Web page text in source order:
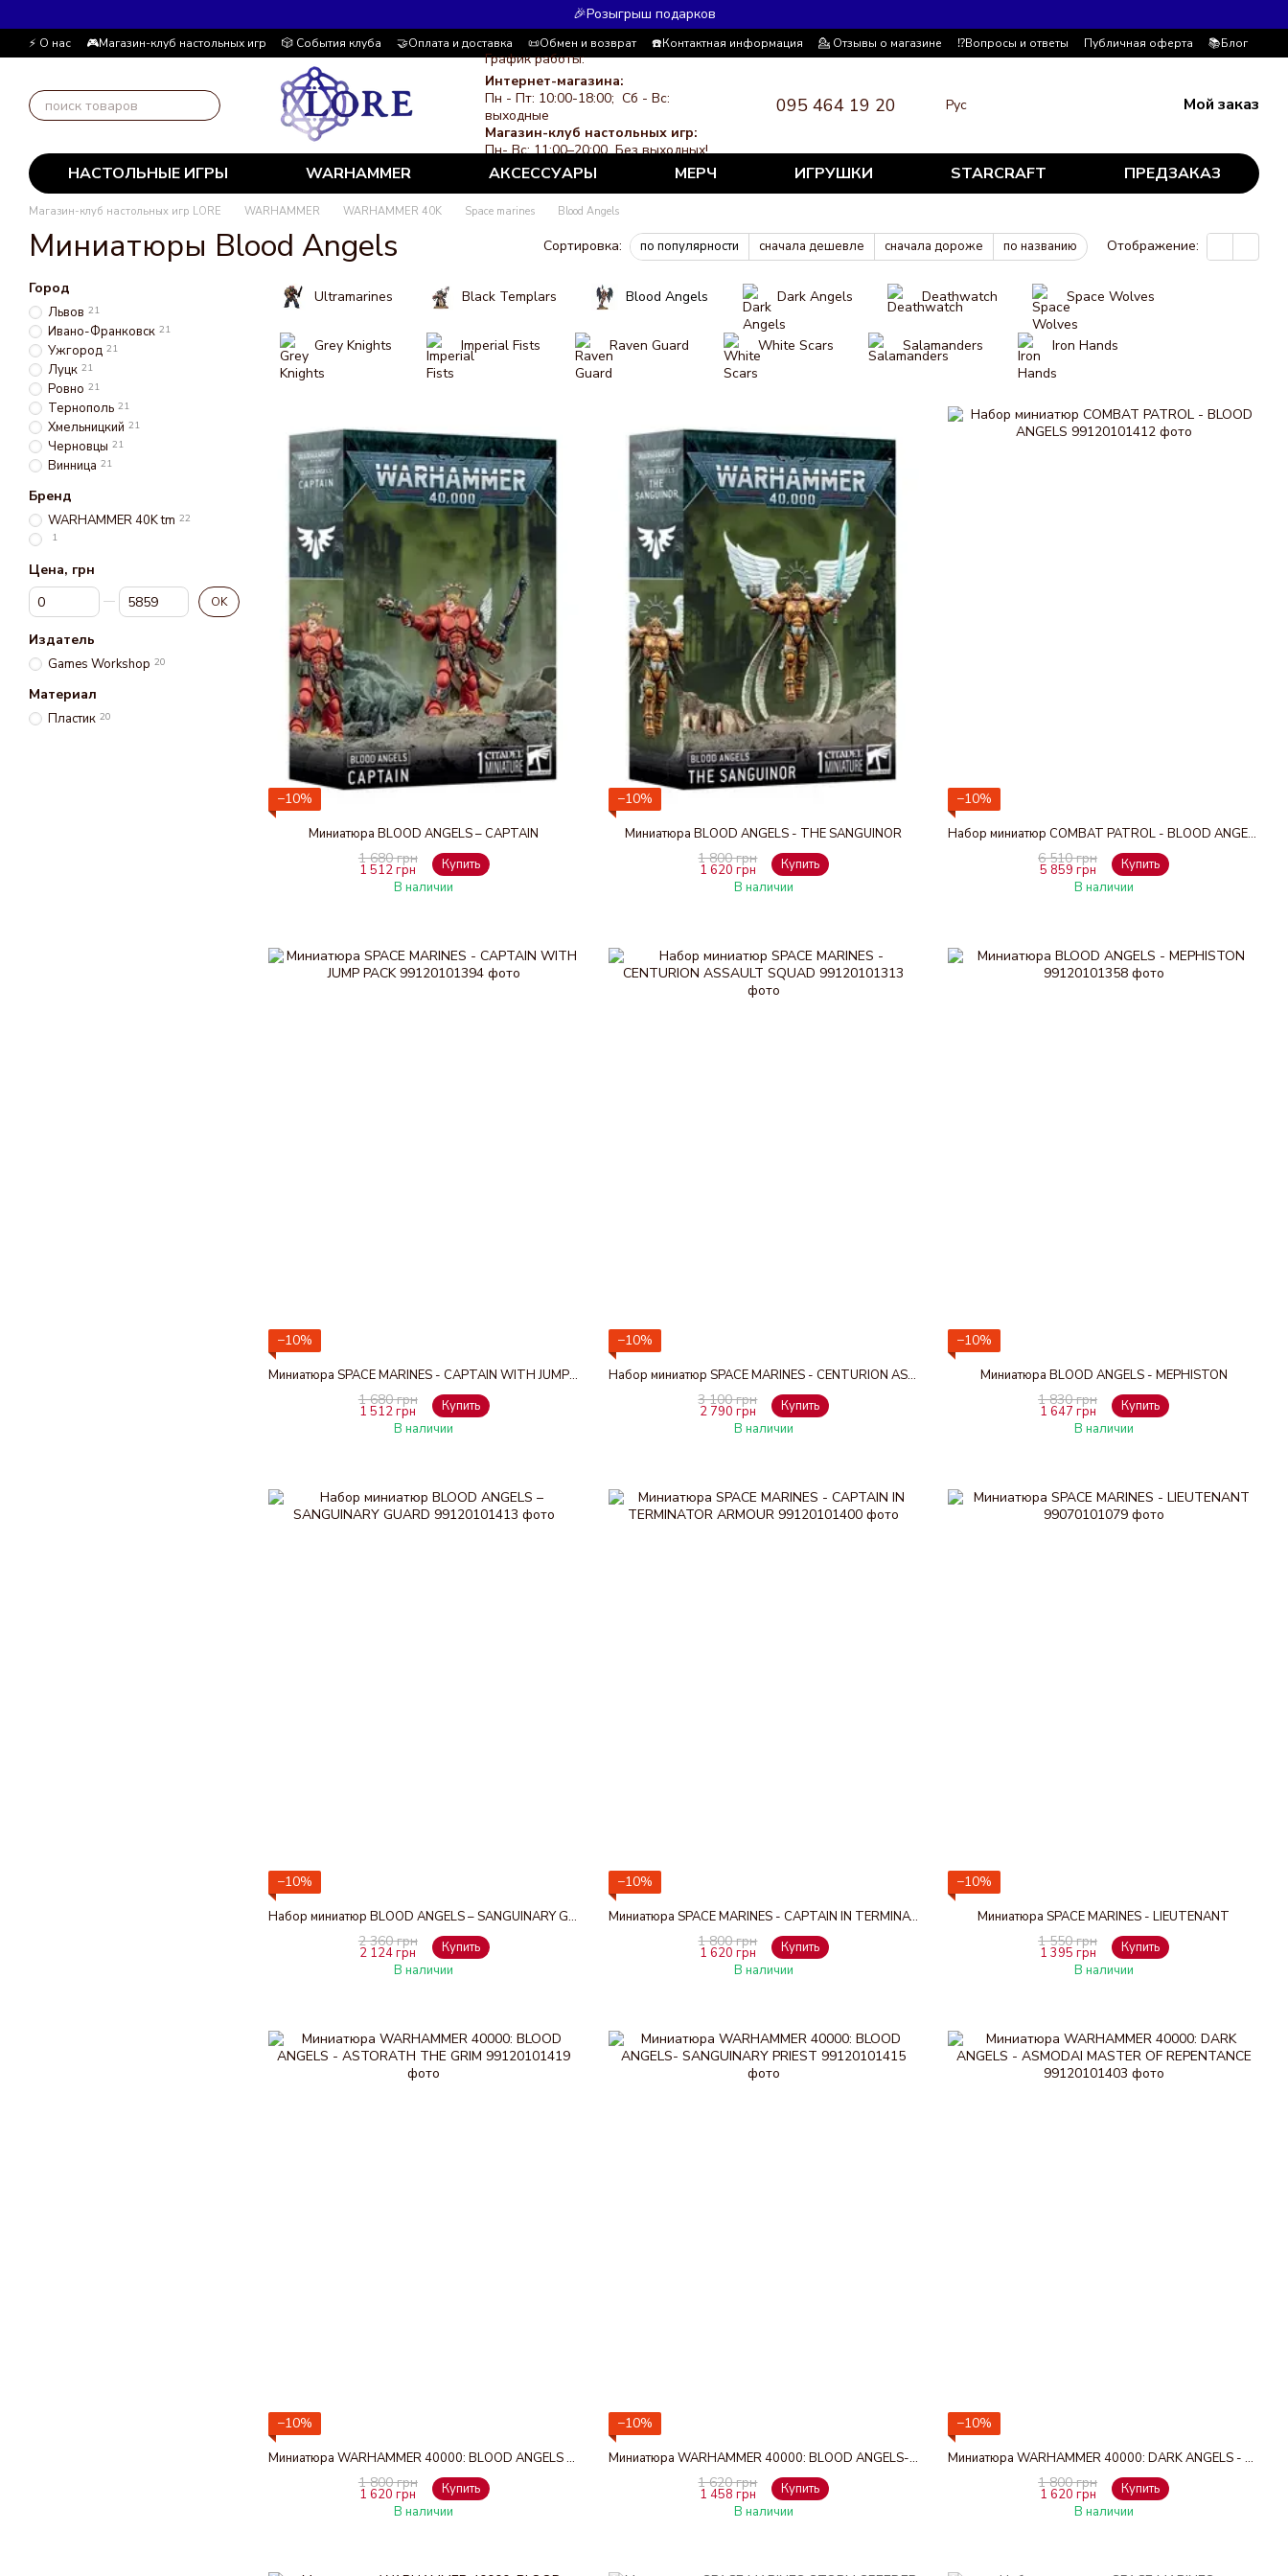
🎉Розыгрыш подарков
⚡ О нас 🎮Магазин-клуб настольных игр 🎲 События клуба 🤝Оплата и доставка 📜Обмен и возврат ☎️Контактная информация 💁 Отзывы о магазине ⁉️Вопросы и ответы Публичная оферта
📚Блог
Автор блога
📰 Пользовательское соглашение 💸 Накопительная система скидок СМИ о нас Политика конфиденциальности
График работы:
Интернет-магазина:
Пн - Пт: 10:00-18:00; Сб - Вс:
выходные
Магазин-клуб настольных игр:
Пн- Вс: 11:00–20:00 Без выходных!
095 464 19 20 Рус Мой заказ
НАСТОЛЬНЫЕ ИГРЫ WARHAMMER АКСЕССУАРЫ МЕРЧ ИГРУШКИ STARCRAFT ПРЕДЗАКАЗ
Магазин-клуб настольных игр LORE WARHAMMER WARHAMMER 40K Space marines Blood Angels
Миниатюры Blood Angels Сортировка: по популярности сначала дешевле сначала дороже по названию Отображение:
Ultramarines Black Templars Blood Angels Dark Angels Deathwatch Space Wolves
Grey Knights Imperial Fists Raven Guard White Scars Salamanders Iron Hands
−10%
Миниатюра BLOOD ANGELS – CAPTAIN
1 680 грн
1 512 грн
Купить
В наличии
−10%
Миниатюра BLOOD ANGELS - THE SANGUINOR
1 800 грн
1 620 грн
Купить
В наличии
−10%
Набор миниатюр COMBAT PATROL - BLOOD ANGELS
6 510 грн
5 859 грн
Купить
В наличии
−10%
Миниатюра SPACE MARINES - CAPTAIN WITH JUMP PACK
1 680 грн
1 512 грн
Купить
В наличии
−10%
Набор миниатюр SPACE MARINES - CENTURION ASSAULT SQUAD
3 100 грн
2 790 грн
Купить
В наличии
−10%
Миниатюра BLOOD ANGELS - MEPHISTON
1 830 грн
1 647 грн
Купить
В наличии
−10%
Набор миниатюр BLOOD ANGELS – SANGUINARY GUARD
2 360 грн
2 124 грн
Купить
В наличии
−10%
Миниатюра SPACE MARINES - CAPTAIN IN TERMINATOR ARMOUR
1 800 грн
1 620 грн
Купить
В наличии
−10%
Миниатюра SPACE MARINES - LIEUTENANT
1 550 грн
1 395 грн
Купить
В наличии
−10%
Миниатюра WARHAMMER 40000: BLOOD ANGELS - ASTORATH THE GRIM
1 800 грн
1 620 грн
Купить
В наличии
−10%
Миниатюра WARHAMMER 40000: BLOOD ANGELS- SANGUINARY PRIEST
1 620 грн
1 458 грн
Купить
В наличии
−10%
Миниатюра WARHAMMER 40000: DARK ANGELS - ASMODAI MASTER OF REPENTANCE
1 800 грн
1 620 грн
Купить
В наличии
Город
Львов 21
Ивано-Франковск 21
Ужгород 21
Луцк 21
Ровно 21
Тернополь 21
Хмельницкий 21
Черновцы 21
Винница 21
Бренд
WARHAMMER 40K tm 22
1
Цена, грн
От Цена, грн
До Цена, грн OK
Издатель
Games Workshop 20
Материал
Пластик 20